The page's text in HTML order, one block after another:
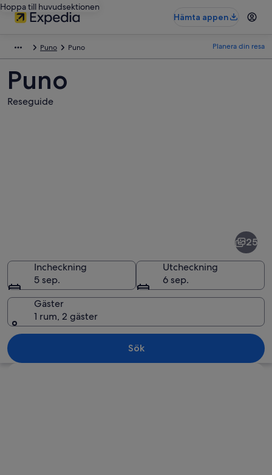
Hoppa till huvudsektionen
Hämta appen
Puno Puno Planera din resa
Puno
Reseguide
En kuststad med en stor vattenyta,
25
Incheckning
5 sep.
Utcheckning
6 sep.
Gäster
1 rum, 2 gäster
Sök